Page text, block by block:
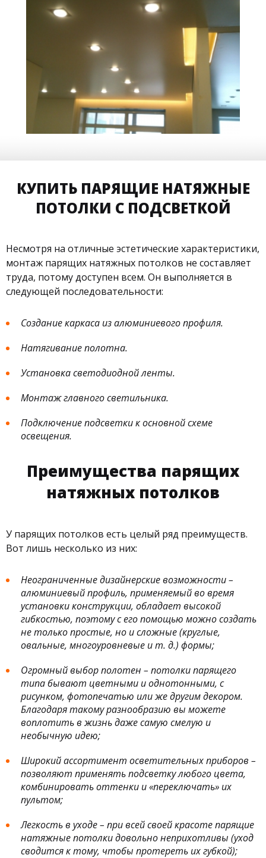
Площадь 16 м2 Стоимость
КУПИТЬ ПАРЯЩИЕ НАТЯЖНЫЕ
ПОТОЛКИ С ПОДСВЕТКОЙ
Несмотря на отличные эстетические характеристики,
монтаж парящих натяжных потолков не составляет
труда, потому доступен всем. Он выполняется в
следующей последовательности:
Создание каркаса из алюминиевого профиля.
Натягивание полотна.
Установка светодиодной ленты.
Монтаж главного светильника.
Подключение подсветки к основной схеме
освещения.
Преимущества парящих
натяжных потолков
У парящих потолков есть целый ряд преимуществ.
Вот лишь несколько из них:
Неограниченные дизайнерские возможности –
алюминиевый профиль, применяемый во время
установки конструкции, обладает высокой
гибкостью, поэтому с его помощью можно создать
не только простые, но и сложные (круглые,
овальные, многоуровневые и т. д.) формы;
Огромный выбор полотен – потолки парящего
типа бывают цветными и однотонными, с
рисунком, фотопечатью или же другим декором.
Благодаря такому разнообразию вы можете
воплотить в жизнь даже самую смелую и
необычную идею;
Широкий ассортимент осветительных приборов –
позволяют применять подсветку любого цвета,
комбинировать оттенки и «переключать» их
пультом;
Легкость в уходе – при всей своей красоте парящие
натяжные потолки довольно неприхотливы (уход
сводится к тому, чтобы протереть их губкой);